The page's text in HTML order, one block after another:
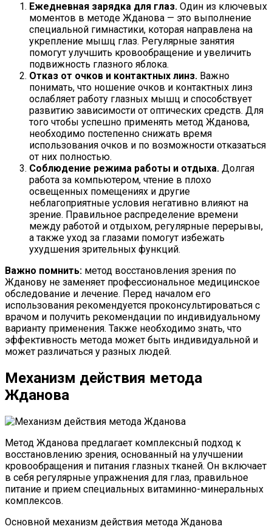
Ежедневная зарядка для глаз. Один из ключевых
моментов в методе Жданова — это выполнение
специальной гимнастики, которая направлена на
укрепление мышц глаз. Регулярные занятия
помогут улучшить кровообращение и увеличить
подвижность глазного яблока.
Отказ от очков и контактных линз. Важно
понимать, что ношение очков и контактных линз
ослабляет работу глазных мышц и способствует
развитию зависимости от оптических средств. Для
того чтобы успешно применять метод Жданова,
необходимо постепенно снижать время
использования очков и по возможности отказаться
от них полностью.
Соблюдение режима работы и отдыха. Долгая
работа за компьютером, чтение в плохо
освещенных помещениях и другие
неблагоприятные условия негативно влияют на
зрение. Правильное распределение времени
между работой и отдыхом, регулярные перерывы,
а также уход за глазами помогут избежать
ухудшения зрительных функций.
Важно помнить: метод восстановления зрения по
Жданову не заменяет профессиональное медицинское
обследование и лечение. Перед началом его
использования рекомендуется проконсультироваться с
врачом и получить рекомендации по индивидуальному
варианту применения. Также необходимо знать, что
эффективность метода может быть индивидуальной и
может различаться у разных людей.
Механизм действия метода
Жданова
Метод Жданова предлагает комплексный подход к
восстановлению зрения, основанный на улучшении
кровообращения и питания глазных тканей. Он включает
в себя регулярные упражнения для глаз, правильное
питание и прием специальных витаминно-минеральных
комплексов.
Основной механизм действия метода Жданова